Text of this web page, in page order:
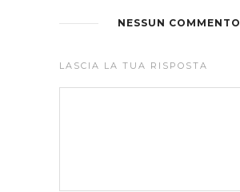
NESSUN COMMENTO
LASCIA LA TUA RISPOSTA